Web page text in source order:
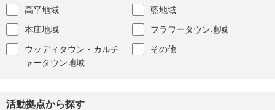
高平地域
藍地域
本庄地域
フラワータウン地域
ウッディタウン・カルチ
ャータウン地域
その他
活動拠点から探す